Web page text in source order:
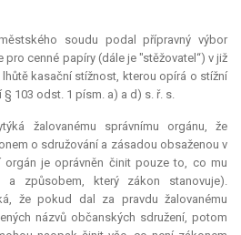
soudu podal přípravný výbor
cenné papíry (dále je "stěžovatel“) v již
kasační stížnost, kterou opírá o stížní
103 odst. 1 písm. a) a d) s. ř. s.
žalovanému správnímu orgánu, že
o sdružování a zásadou obsaženou v
je oprávněn činit pouze to, co mu
způsobem, který zákon stanovuje).
že pokud dal za pravdu žalovanému
názvů občanských sdružení, potom